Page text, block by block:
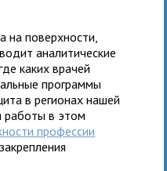
поверхности,
аналитические
каких врачей
программы
в регионах нашей
работы в этом
профессии